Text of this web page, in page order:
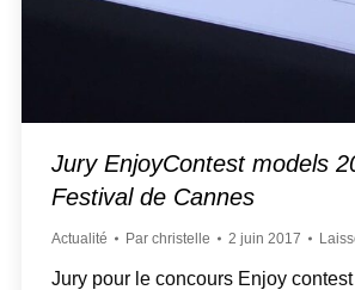
Jury EnjoyContest models
Festival de Cannes
Actualité Par christelle 2 juin 2017
Jury pour le concours Enjoy